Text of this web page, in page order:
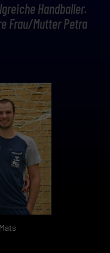
Handballer.
Frau/Mutter Petra